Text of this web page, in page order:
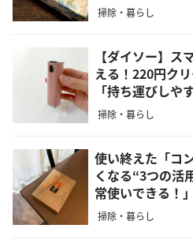
掃除・暮らし
【ダイソー】ス
える！220円ク
「持ち運びしや
掃除・暮らし
使い終えた「コ
くなる“3つの活
常使いできる！」
掃除・暮らし